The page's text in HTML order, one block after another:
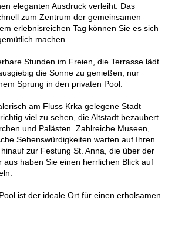
eleganten Ausdruck verleiht. Das
zum Zentrum der gemeinsamen
erlebnisreichen Tag können Sie es sich
machen.
Stunden im Freien, die Terrasse lädt
die Sonne zu genießen, nur
Sprung in den privaten Pool.
am Fluss Krka gelegene Stadt
viel zu sehen, die Altstadt bezaubert
und Palästen. Zahlreiche Museen,
Sehenswürdigkeiten warten auf Ihren
zur Festung St. Anna, die über der
aus haben Sie einen herrlichen Blick auf
ist der ideale Ort für einen erholsamen